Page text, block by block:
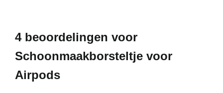
4 beoordelingen voor
Schoonmaakborsteltje voor
Airpods